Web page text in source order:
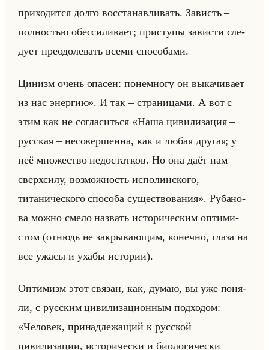
при­хо­дит­ся долго вос­ста­нав­ли­вать. За­висть –
пол­но­стью обес­си­ли­ва­ет; при­сту­пы за­ви­сти сле­
ду­ет пре­одо­ле­вать всеми спо­со­ба­ми.
Ци­низм очень опа­сен: по­не­мно­гу он вы­ка­чи­ва­ет
из нас энер­гию». И так – стра­ни­ца­ми. А вот с
этим как не со­гла­ситься «Наша цивилизация –
русская – несовершенна, как и любая другая; у
неё множество недостатков. Но она даёт нам
сверхсилу, возможность исполинского,
титанического способа существования». Ру­ба­но­
ва можно смело на­звать ис­то­ри­че­ским оп­ти­ми­
стом (от­нюдь не за­кры­ва­ющим, ко­неч­но, глаза на
все ужасы и ухабы ис­то­рии).
Оп­ти­мизм этот свя­зан, как, думаю, вы уже по­ня­
ли, с рус­ским ци­ви­ли­за­ци­он­ным под­хо­дом:
«Человек, принадлежащий к русской
цивилизации, исторически и биологически